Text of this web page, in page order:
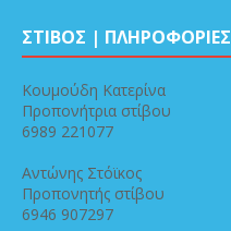
ΣΤΙΒΟΣ | ΠΛΗΡΟΦΟΡΙΕΣ
Κουμούδη Κατερίνα
Προπονήτρια στίβου
6989 221077
Αντώνης Στόϊκος
Προπονητής στίβου
6946 907297